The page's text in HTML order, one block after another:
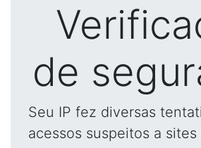
de
Seu IP fez diversas
acessos suspeitos a